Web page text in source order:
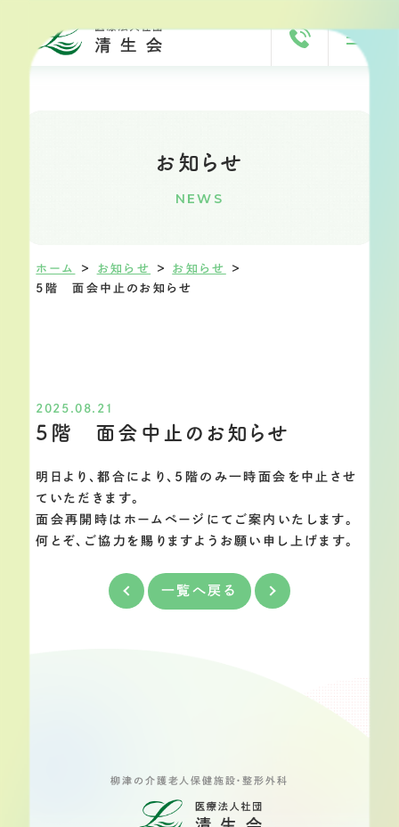
お知らせ
NEWS
ホーム ＞ お知らせ ＞ お知らせ
＞
5階 面会中止のお知らせ
2025.08.21
5階 面会中止のお知らせ
明日より、都合により、5階のみ一時面会を中止させ
ていただきます。
面会再開時はホームページにてご案内いたします。
何とぞ、ご協力を賜りますようお願い申し上げます。
一覧へ戻る
柳津の介護老人保健施設・整形外科